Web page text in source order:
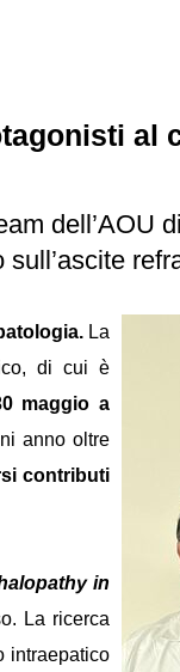
al
dell’AOU
La
di cui è
maggio a
anno oltre
contributi
in
La ricerca
intraepatico